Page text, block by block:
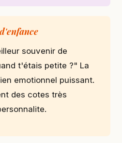
souvenir de
t'étais petite ?" La
emotionnel puissant.
des cotes très